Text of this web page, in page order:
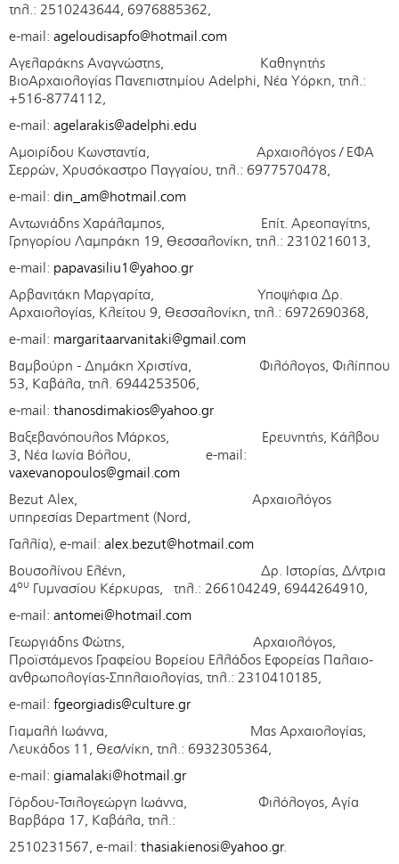
τηλ.: 2510243644, 6976885362,
e-mail: ageloudisapfo@hotmail.com
Αγελαράκης Αναγνώστης, Καθηγητής
ΒιοΑρχαιολογίας Πανεπιστημίου Adelphi, Νέα Υόρκη, τηλ.:
+516-8774112,
e-mail: agelarakis@adelphi.edu
Αμοιρίδου Κωνσταντία, Αρχαιολόγος / ΕΦΑ
Σερρών, Χρυσόκαστρο Παγγαίου, τηλ.: 6977570478,
e-mail: din_am@hotmail.com
Αντωνιάδης Χαράλαμπος, Επίτ. Αρεοπαγίτης,
Γρηγορίου Λαμπράκη 19, Θεσσαλονίκη, τηλ.: 2310216013,
e-mail: papavasiliu1@yahoo.gr
Αρβανιτάκη Μαργαρίτα, Υποψήφια Δρ.
Αρχαιολογίας, Κλείτου 9, Θεσσαλονίκη, τηλ.: 6972690368,
e-mail: margaritaarvanitaki@gmail.com
Βαμβούρη - Δημάκη Χριστίνα, Φιλόλογος, Φιλίππου
53, Καβάλα, τηλ. 6944253506,
e-mail: thanosdimakios@yahoo.gr
Βαξεβανόπουλος Μάρκος, Ερευνητής, Κάλβου
3, Νέα Ιωνία Βόλου, e-mail:
vaxevanopoulos@gmail.com
Bezut Alex, Αρχαιολόγος
υπηρεσίας Department (Nord,
Γαλλία), e-mail: alex.bezut@hotmail.com
Βουσολίνου Ελένη, Δρ. Ιστορίας, Δ/ντρια
4ου Γυμνασίου Κέρκυρας, τηλ.: 266104249, 6944264910,
e-mail: antomei@hotmail.com
Γεωργιάδης Φώτης, Αρχαιολόγος,
Προϊστάμενος Γραφείου Βορείου Ελλάδος Εφορείας Παλαιο­
ανθρωπολογίας-Σπηλαιολογίας, τηλ.: 2310410185,
e-mail: fgeorgiadis@culture.gr
Γιαμαλή Ιωάννα, Μας Αρχαιολογίας,
Λευκάδος 11, Θεσ/νίκη, τηλ.: 6932305364,
e-mail: giamalaki@hotmail.gr
Γόρδου-Τσιλογεώργη Ιωάννα, Φιλόλογος, Αγία
Βαρβάρα 17, Καβάλα, τηλ.:
2510231567, e-mail: thasiakienosi@yahoo.gr.